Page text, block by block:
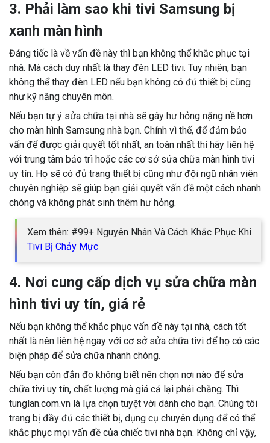
3. Phải làm sao khi tivi Samsung bị
xanh màn hình
Đáng tiếc là về vấn đề này thì bạn không thể khắc phục tại
nhà. Mà cách duy nhất là thay đèn LED tivi. Tuy nhiên, bạn
không thể thay đèn LED nếu bạn không có đủ thiết bị cũng
như kỹ năng chuyên môn.
Nếu bạn tự ý sửa chữa tại nhà sẽ gây hư hỏng nặng nề hơn
cho màn hình Samsung nhà bạn. Chính vì thế, để đảm bảo
vấn để được giải quyết tốt nhất, an toàn nhất thì hãy liên hệ
với trung tâm bảo trì hoặc các cơ sở sửa chữa màn hình tivi
uy tín. Họ sẽ có đủ trang thiết bị cũng như đội ngũ nhân viên
chuyên nghiệp sẽ giúp bạn giải quyết vấn đề một cách nhanh
chóng và không phát sinh thêm hư hỏng.
Xem thên: #99+ Nguyên Nhân Và Cách Khắc Phục Khi
Tivi Bị Chảy Mực
4. Nơi cung cấp dịch vụ sửa chữa màn
hình tivi uy tín, giá rẻ
Nếu bạn không thể khắc phục vấn đề này tại nhà, cách tốt
nhất là nên liên hệ ngay với cơ sở sửa chữa tivi để họ có các
biện pháp để sửa chữa nhanh chóng.
Nếu bạn còn đắn đo không biết nên chọn nơi nào để sửa
chữa tivi uy tín, chất lượng mà giá cả lại phải chăng. Thì
tunglan.com.vn là lựa chọn tuyệt vời dành cho bạn. Chúng tôi
trang bị đầy đủ các thiết bị, dụng cụ chuyên dụng để có thể
khắc phục mọi vấn đề của chiếc tivi nhà bạn. Không chỉ vậy,